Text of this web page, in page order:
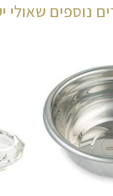
נוספים שאולי